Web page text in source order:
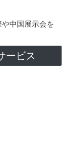
中国展示会を
ービス